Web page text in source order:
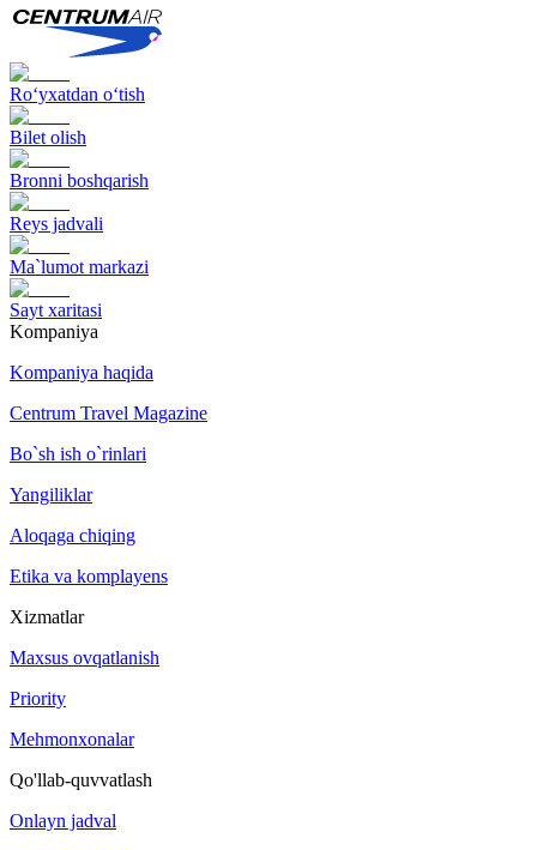
Ro‘yxatdan o‘tish
Bilet olish
Bronni boshqarish
Reys jadvali
Ma`lumot markazi
Sayt xaritasi
Kompaniya
Kompaniya haqida
Centrum Travel Magazine
Bo`sh ish o`rinlari
Yangiliklar
Aloqaga chiqing
Etika va komplayens
Xizmatlar
Maxsus ovqatlanish
Priority
Mehmonxonalar
Qo'llab-quvvatlash
Onlayn jadval